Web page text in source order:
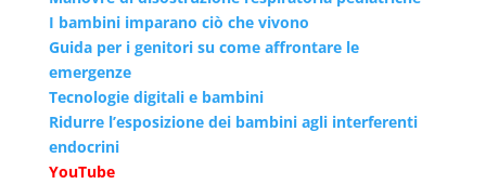
I bambini imparano ciò che vivono
Guida per i genitori su come affrontare le
emergenze
Tecnologie digitali e bambini
Ridurre l’esposizione dei bambini agli interferenti
endocrini
YouTube